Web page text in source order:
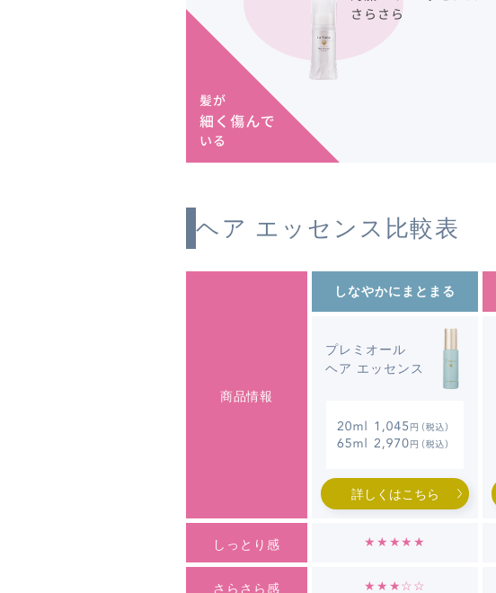
ヘア エッセンス比較表
商品情報
しなやかにまとまる
プレミオール
ヘア エッセンス
詳しくはこちら
しっとり感 ★★★★★
さらさら感 ★★★☆☆